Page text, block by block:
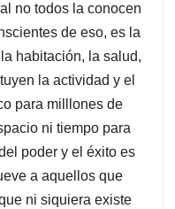
no todos la conocen
de eso, es la
habitación, la salud,
la actividad y el
para milllones de
ni tiempo para
poder y el éxito es
a aquellos que
ni siquiera existe